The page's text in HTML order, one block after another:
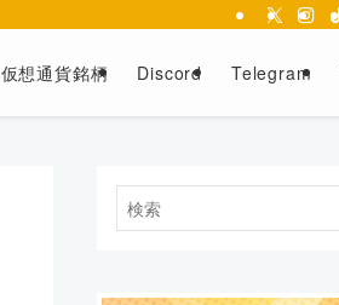
仮想通貨銘柄 Discord Telegram